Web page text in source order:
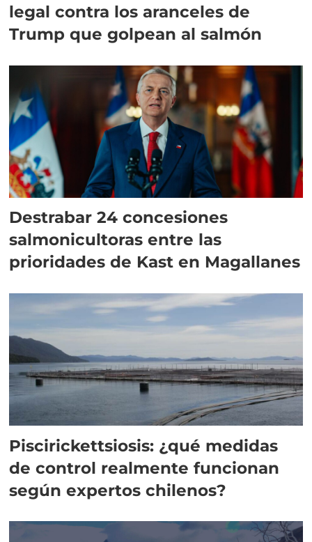
legal contra los aranceles de
Trump que golpean al salmón
Destrabar 24 concesiones
salmonicultoras entre las
prioridades de Kast en Magallanes
Piscirickettsiosis: ¿qué medidas
de control realmente funcionan
según expertos chilenos?